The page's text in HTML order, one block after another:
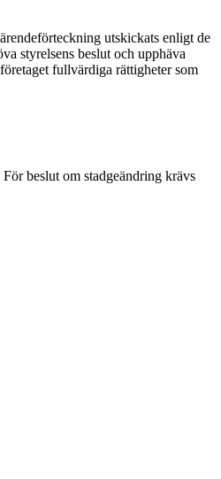
utskickats enligt de
styrelsens beslut och upphäva
fullvärdiga rättigheter som
beslut om stadgeändring krävs